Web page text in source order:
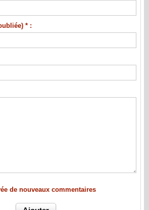
* :
de nouveaux commentaires